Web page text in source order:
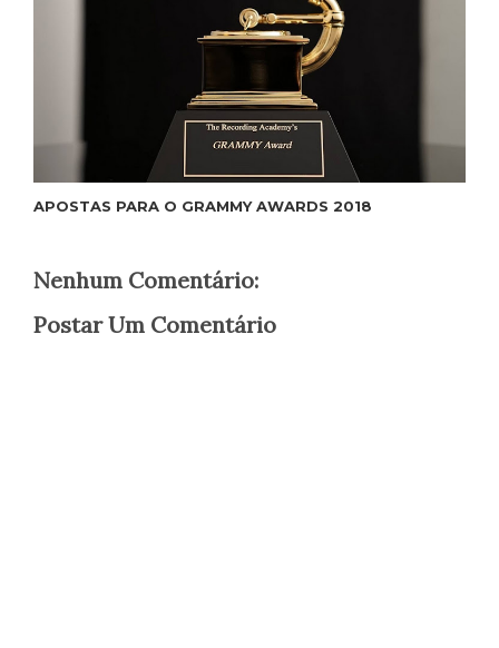
APOSTAS PARA O GRAMMY AWARDS 2018
Nenhum Comentário:
Postar Um Comentário